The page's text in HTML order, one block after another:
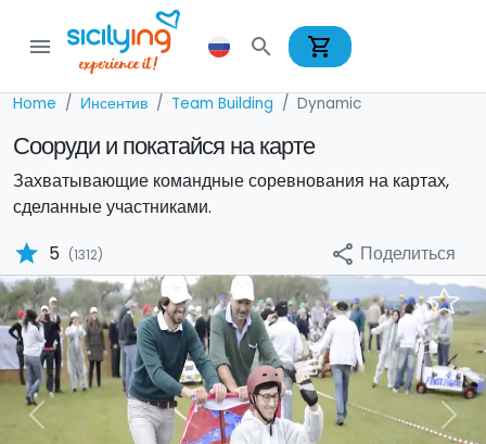
menu search shopping_cart
Home Инсентив Team Building Dynamic
Сооруди и покатайся на карте
Захватывающие командные соревнования на картах,
сделанные участниками.
star 5 (1312) share Поделиться
Previous Next